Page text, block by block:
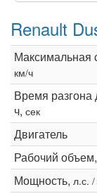
Renault
Максимальная
км/ч
Время разгона
ч, сек
Двигатель
Рабочий объем,
Мощность, л.с.